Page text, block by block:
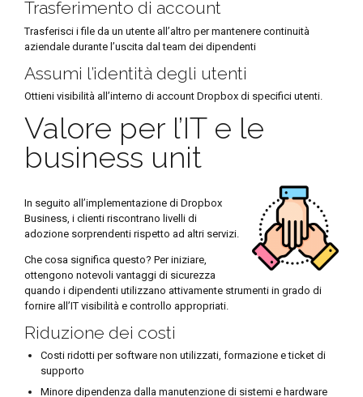
Trasferimento di account
Trasferisci i file da un utente all’altro per mantenere continuità
aziendale durante l’uscita dal team dei dipendenti
Assumi l’identità degli utenti
Ottieni visibilità all’interno di account Dropbox di specifici utenti.
Valore per l’IT e le
business unit
In seguito all’implementazione di Dropbox
Business, i clienti riscontrano livelli di
adozione sorprendenti rispetto ad altri servizi.
Che cosa significa questo? Per iniziare,
ottengono notevoli vantaggi di sicurezza
quando i dipendenti utilizzano attivamente strumenti in grado di
fornire all’IT visibilità e controllo appropriati.
Riduzione dei costi
Costi ridotti per software non utilizzati, formazione e ticket di
supporto
Minore dipendenza dalla manutenzione di sistemi e hardware